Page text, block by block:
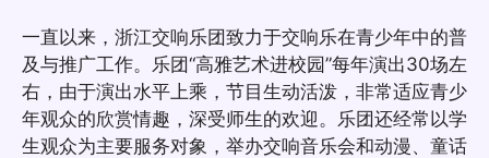
一直以来，浙江交响乐团致力于交响乐在青少年中的普
及与推广工作。乐团“高雅艺术进校园”每年演出30场左
右，由于演出水平上乘，节目生动活泼，非常适应青少
年观众的欣赏情趣，深受师生的欢迎。乐团还经常以学
生观众为主要服务对象，举办交响音乐会和动漫、童话